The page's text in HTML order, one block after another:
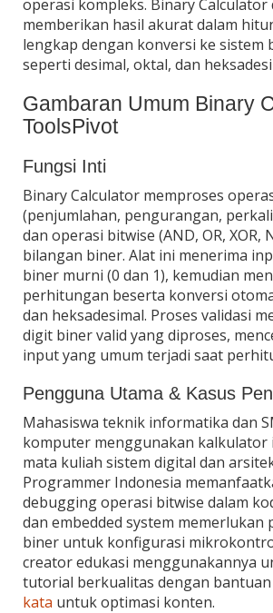
operasi kompleks. Binary
memberikan hasil akurat dalam
lengkap dengan konversi ke sistem
seperti desimal, oktal, dan
Gambaran Umum Binary
ToolsPivot
Fungsi Inti
Binary Calculator memproses
(penjumlahan, pengurangan,
dan operasi bitwise (AND, OR, XOR,
bilangan biner. Alat ini menerima
biner murni (0 dan 1), kemudian
perhitungan beserta konversi
dan heksadesimal. Proses validasi
digit biner valid yang diproses,
input yang umum terjadi saat
Pengguna Utama & Kasus
Mahasiswa teknik informatika dan
komputer menggunakan kalkulator
mata kuliah sistem digital dan
Programmer Indonesia
debugging operasi bitwise dalam
dan embedded system memerlukan
biner untuk konfigurasi
creator edukasi menggunakannya
tutorial berkualitas dengan bantuan
kata untuk optimasi konten.